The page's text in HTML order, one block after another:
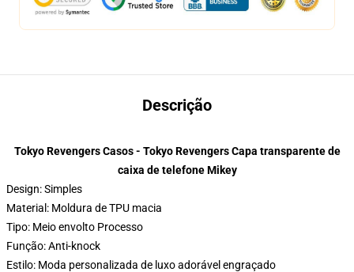
Descrição
Tokyo Revengers Casos - Tokyo Revengers Capa transparente de
caixa de telefone Mikey
Design: Simples
Material: Moldura de TPU macia
Tipo: Meio envolto Processo
Função: Anti-knock
Estilo: Moda personalizada de luxo adorável engraçado